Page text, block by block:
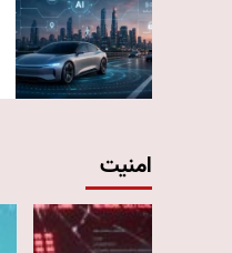
امنیت